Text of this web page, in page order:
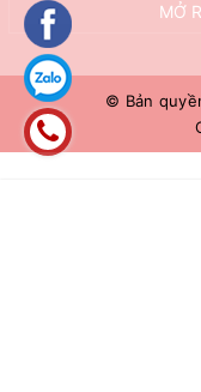
MỞ
© Bản